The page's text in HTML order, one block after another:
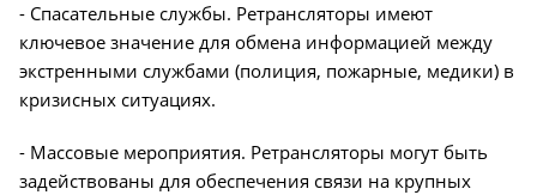
- Спасательные службы. Ретрансляторы имеют
ключевое значение для обмена информацией между
экстренными службами (полиция, пожарные, медики) в
кризисных ситуациях.
- Массовые мероприятия. Ретрансляторы могут быть
задействованы для обеспечения связи на крупных